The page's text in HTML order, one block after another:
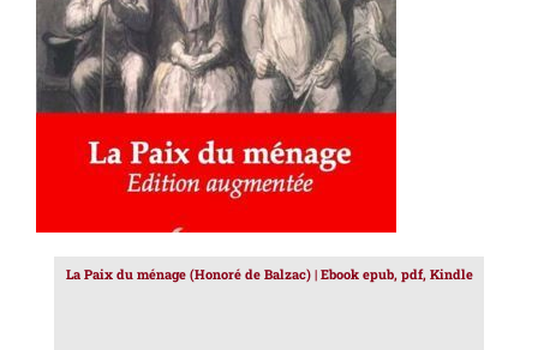
La Paix du ménage (Honoré de Balzac) | Ebook epub, pdf, Kindle